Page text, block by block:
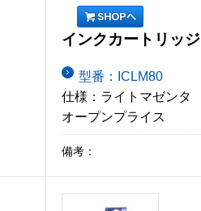
インクカートリッジ
型番：ICLM80
仕様：ライトマゼンタ
オープンプライス
備考：